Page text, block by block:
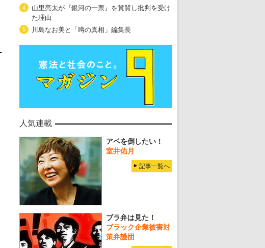
4
山里亮太が『銀河の一票』を賞賛し批判を受け
た理由
5 川島なお美と「噂の真相」編集長
人気連載
アベを倒したい！
室井佑月
記事一覧へ
ブラ弁は見た！
ブラック企業被害対
策弁護団